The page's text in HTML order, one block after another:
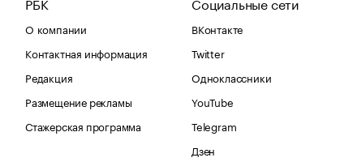
О компании
Контактная информация
Редакция
Размещение рекламы
Стажерская программа
ВКонтакте
Twitter
Одноклассники
YouTube
Telegram
Дзен